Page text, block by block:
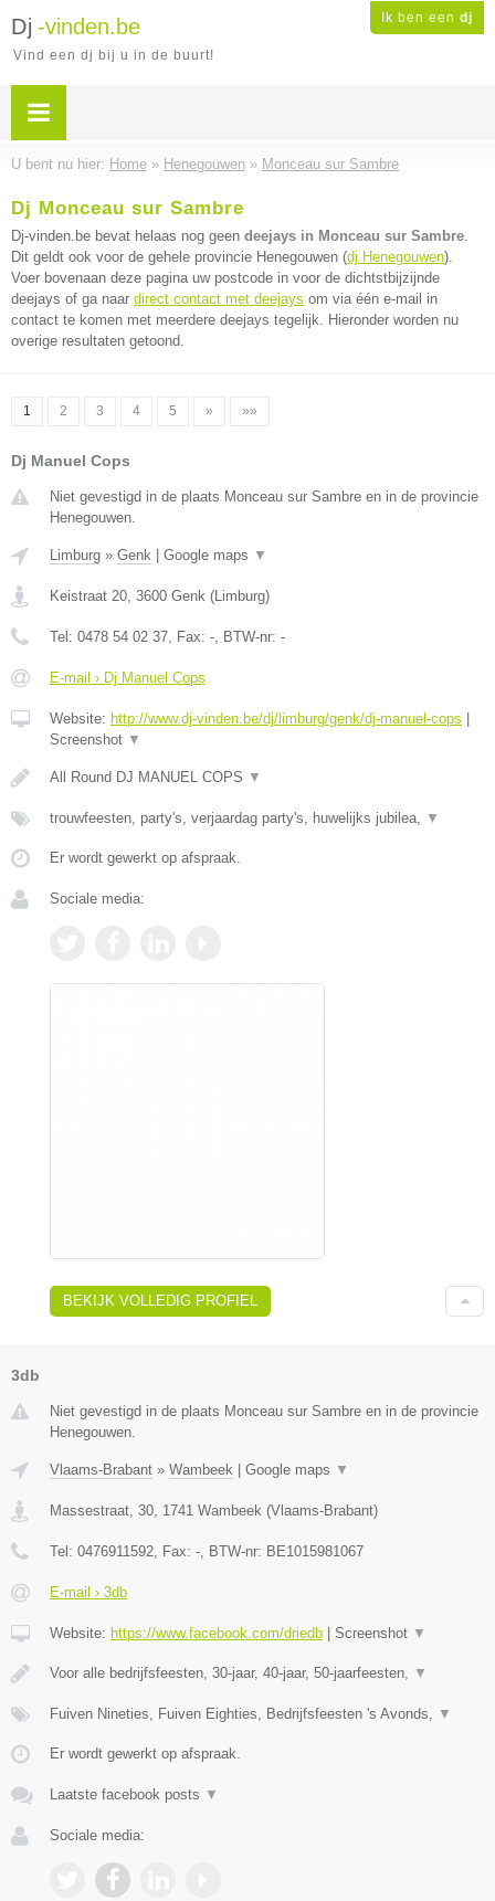
Ik ben een dj
Dj -vinden.be
Vind een dj bij u in de buurt!
U bent nu hier: Home » Henegouwen » Monceau sur Sambre
Dj Monceau sur Sambre
Dj-vinden.be bevat helaas nog geen deejays in Monceau sur Sambre.
Dit geldt ook voor de gehele provincie Henegouwen (dj Henegouwen).
Voer bovenaan deze pagina uw postcode in voor de dichtstbijzijnde
deejays of ga naar direct contact met deejays om via één e-mail in
contact te komen met meerdere deejays tegelijk. Hieronder worden nu
overige resultaten getoond.
1 2 3 4 5 » »»
Dj Manuel Cops
Niet gevestigd in de plaats Monceau sur Sambre en in de provincie
Henegouwen.
Limburg » Genk Google maps ▼
Keistraat 20, 3600 Genk (Limburg)
Tel: 0478 54 02 37, Fax: -, BTW-nr: -
E-mail › Dj Manuel Cops
Website: http://www.dj-vinden.be/dj/limburg/genk/dj-manuel-cops
Screenshot ▼
All Round DJ MANUEL COPS ▼
trouwfeesten, party's, verjaardag party's, huwelijks jubilea, ▼
Er wordt gewerkt op afspraak.
Sociale media:
BEKIJK VOLLEDIG PROFIEL
3db
Niet gevestigd in de plaats Monceau sur Sambre en in de provincie
Henegouwen.
Vlaams-Brabant » Wambeek Google maps ▼
Massestraat, 30 1741 Wambeek (Vlaams-Brabant)
Tel: 0476911592 , Fax: - , BTW-nr: BE1015981067
E-mail › 3db
Website: https://www.facebook.com/driedb Screenshot ▼
Voor alle bedrijfsfeesten, 30-jaar, 40-jaar, 50-jaarfeesten, ▼
Fuiven Nineties, Fuiven Eighties, Bedrijfsfeesten 's Avonds, ▼
Er wordt gewerkt op afspraak.
Laatste facebook posts ▼
Sociale media: